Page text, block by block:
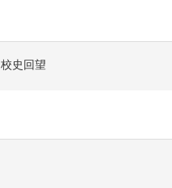
校史回望